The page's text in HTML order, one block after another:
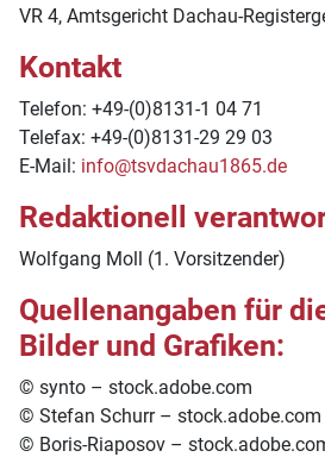
VR 4, Amtsgericht Dachau-
Kontakt
Telefon: +49-(0)8131-1 04 71
Telefax: +49-(0)8131-29 29 03
E-Mail: info@tsvdachau1865.de
Redaktionell
Wolfgang Moll (1. Vorsitzender)
Quellenangaben für
Bilder und Grafiken:
© synto – stock.adobe.com
© Stefan Schurr – stock.adobe.com
© Boris-Riaposov –